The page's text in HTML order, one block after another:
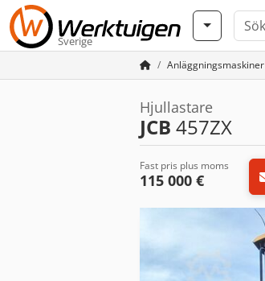
Sverige
Anläggningsmaskiner
Hjullastare
JCB 457ZX
Fast pris plus moms
115 000 €